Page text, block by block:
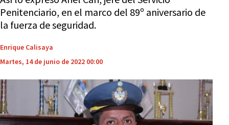
Penitenciario, en el marco del 89º aniversario de
la fuerza de seguridad.
Enrique Calisaya
Martes, 14 de junio de 2022 00:00